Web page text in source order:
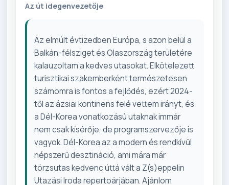
Az út idegenvezetője
Az elmúlt évtizedben Európa, s azon belül a
Balkán-félsziget és Olaszország területére
kalauzoltam a kedves utasokat. Elkötelezett
turisztikai szakemberként természetesen
számomra is fontos a fejlődés, ezért 2024-
től az ázsiai kontinens felé vettem irányt, és
a Dél-Korea vonatkozású utaknak immár
nem csak kísérője, de programszervezője is
vagyok. Dél-Korea az a modern és rendkívül
népszerű desztináció, ami mára már
törzsutas kedvenc úttá vált a Z(s)eppelin
Utazási Iroda repertoárjában. Ajánlom